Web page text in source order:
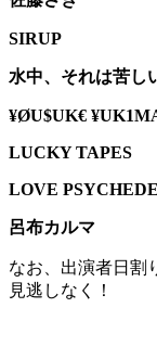
SIRUP
水中、それは苦し
¥ØU$UK€
LUCKY TAPES
LOVE
呂布カルマ
なお、出演者日割
見逃しなく！